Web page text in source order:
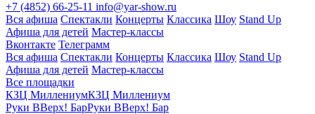
+7 (4852) 66-25-11 info@yar-show.ru
Вся афиша Спектакли Концерты Классика Шоу Stand Up
Афиша для детей Мастер-классы
Вконтакте Телеграмм
Вся афиша Спектакли Концерты Классика Шоу Stand Up
Афиша для детей Мастер-классы
Все площадки
КЗЦ МиллениумКЗЦ Миллениум
Руки ВВерх! БарРуки ВВерх! Бар